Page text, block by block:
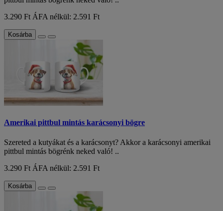
3.290 Ft ÁFA nélkül: 2.591 Ft
Kosárba
Amerikai pittbul mintás karácsonyi bögre
Szereted a kutyákat és a karácsonyt? Akkor a karácsonyi amerikai
pittbul mintás bögrénk neked való! ..
3.290 Ft ÁFA nélkül: 2.591 Ft
Kosárba